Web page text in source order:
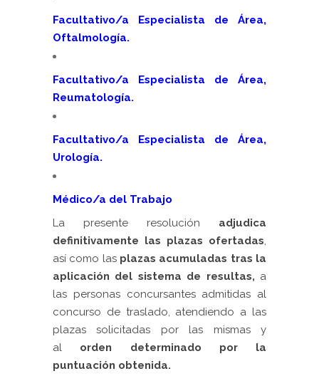
Facultativo/a Especialista de Área,
Oftalmología.
Facultativo/a Especialista de Área,
Reumatología.
Facultativo/a Especialista de Área,
Urología.
Médico/a del Trabajo
La presente resolución adjudica
definitivamente las plazas ofertadas,
así como las plazas acumuladas tras la
aplicación del sistema de resultas, a
las personas concursantes admitidas al
concurso de traslado, atendiendo a las
plazas solicitadas por las mismas y
al orden determinado por la
puntuación obtenida.